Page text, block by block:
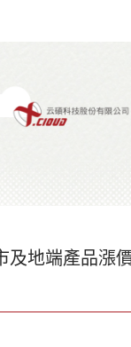
及地端產品漲